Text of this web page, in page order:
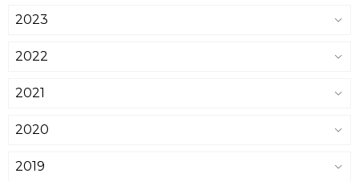
2023
2022
2021
2020
2019